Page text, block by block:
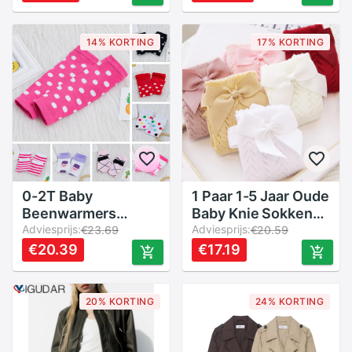
Sokken F804
Uitloper
Bloemenprint
Capuchon Zakken
Vintage Oversize
Jassen
14% KORTING
0-2T Baby
Beenwarmers
Sokken Katoen
Kinderen Sokken
One Size Meisjes
Casual Polka dot
Beenwarmers
Sokken
Adviesprijs:€23.69
€20.39
17% KORTING
1 Paar 1-5 Jaar Oude
Baby Knie Sokken
Plain Weave Antislip
Puur Katoen Baby
Meisjes Knie hoge
Fotografie Props
Adviesprijs:€20.59
€17.19
20% KORTING 24% KORTING